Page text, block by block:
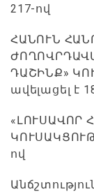
217-ով
ՀԱՆՈՒՆ
ԴԱՇԻՆՔ»
ավելացել է
«ԼՈՒՍԱՎՈՐ
ով